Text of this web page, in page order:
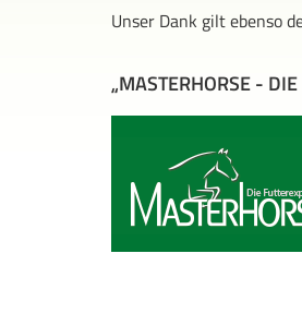
Unser Dank gilt ebenso
„MASTERHORSE -